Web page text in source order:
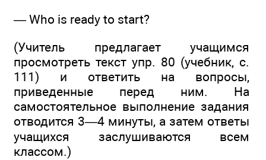
— Who is ready to start?
(Учитель предлагает учащимся
просмотреть текст упр. 80 (учебник, с.
111) и ответить на вопросы,
приведенные перед ним. На
самостоятельное выполнение задания
отводится 3—4 минуты, а затем ответы
учащихся заслушиваются всем
классом.)